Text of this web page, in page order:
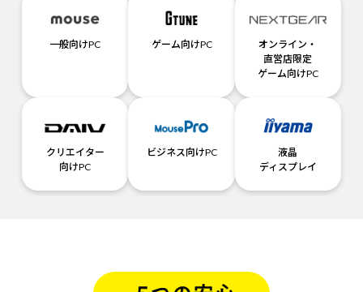
一般向けPC ゲーム向けPC
オンライン・
直営店限定
ゲーム向けPC
クリエイター
向けPC
ビジネス向けPC
液晶
ディスプレイ